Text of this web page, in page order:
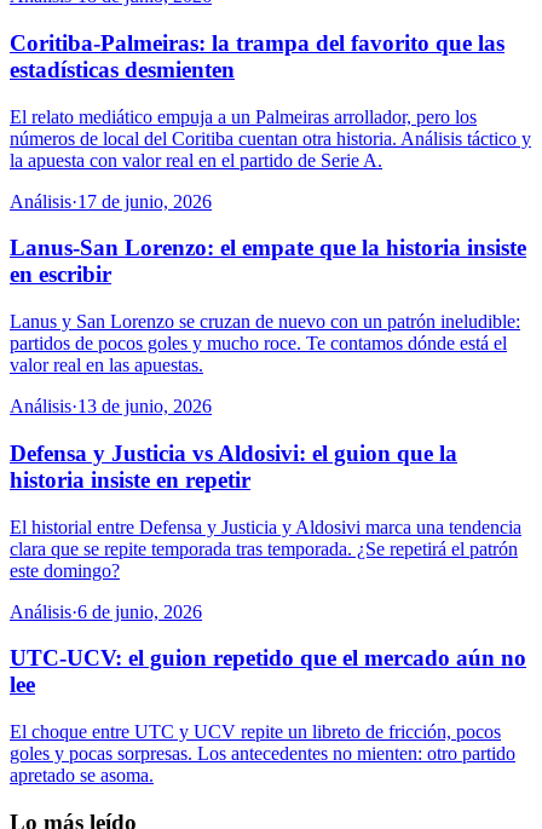
Coritiba-Palmeiras: la trampa del favorito que las
estadísticas desmienten
El relato mediático empuja a un Palmeiras arrollador, pero los
números de local del Coritiba cuentan otra historia. Análisis táctico y
la apuesta con valor real en el partido de Serie A.
Análisis·17 de junio, 2026
Lanus-San Lorenzo: el empate que la historia insiste
en escribir
Lanus y San Lorenzo se cruzan de nuevo con un patrón ineludible:
partidos de pocos goles y mucho roce. Te contamos dónde está el
valor real en las apuestas.
Análisis·13 de junio, 2026
Defensa y Justicia vs Aldosivi: el guion que la
historia insiste en repetir
El historial entre Defensa y Justicia y Aldosivi marca una tendencia
clara que se repite temporada tras temporada. ¿Se repetirá el patrón
este domingo?
Análisis·6 de junio, 2026
UTC-UCV: el guion repetido que el mercado aún no
lee
El choque entre UTC y UCV repite un libreto de fricción, pocos
goles y pocas sorpresas. Los antecedentes no mienten: otro partido
apretado se asoma.
Lo más leído